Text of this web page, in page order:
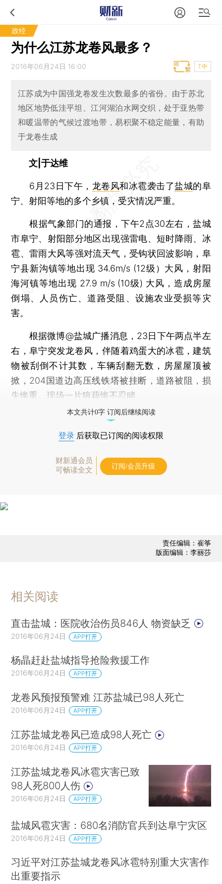
政经
为什么江苏龙卷风最多？
2016年06月24日 16:00 T中
江苏成为中国强龙卷发生次数最多的省份。由于苏北
地区地势低洼平坦、江河湖泊水网交织，处于亚热带
和暖温带的气候过渡地带，易积聚不稳定能量，有助
于龙卷生成
文|于达维
6月23日下午， 龙卷风和冰雹袭击了盐城的阜
宁、射阳等地的多个乡镇，受灾情况严重。
根据气象部门的通报，下午2点30左右，盐城
市阜宁、射阳部分地区出现强雷电、短时降雨、冰
雹、雷雨大风等强对流天气，受钩状回波影响，阜
宁县新沟镇等地出现 34.6m/s (12级）大风，射阳
海河镇等地出现 27.9 m/s (10级) 大风，造成房屋
倒塌、人员伤亡、道路受阻、设施农业受损等灾
害。
根据微博@盐城广播消息，23日下午两点半左
右，阜宁突发龙卷风，伴随着鸡蛋大的冰雹，建筑
物被刮倒不计其数，车辆刮翻无数，房屋屋顶被
掀，204国道边高压线铁塔被挂断，道路被阻，损
失惨重。现场一片狼藉惨不忍睹。
本文共计0字 订阅后继续阅读
登录 后获取已订阅的阅读权限
财新通会员
可畅读全文
订阅/会员升级
责任编辑：崔筝
版面编辑：李丽莎
相关阅读
直击盐城：医院收治伤员846人 物资缺乏
2016年06月24日 APP打开
杨晶赶赴盐城指导抢险救援工作
2016年06月24日 APP打开
龙卷风预报预警难 江苏盐城已98人死亡
2016年06月24日 APP打开
江苏盐城龙卷风已造成98人死亡
2016年06月24日 APP打开
江苏盐城龙卷风冰雹灾害已致
98人死800人伤
2016年06月24日 APP打开
盐城风雹灾害：680名消防官兵到达阜宁灾区
2016年06月24日 APP打开
习近平对江苏盐城龙卷风冰雹特别重大灾害作
出重要指示